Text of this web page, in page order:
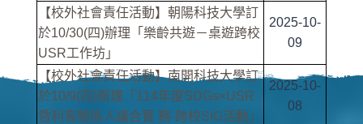
【校外社會責任活動】朝陽科技大學訂
於10/30(四)辦理「樂齡共遊－桌遊跨校
USR工作坊」
2025-10-
09
【校外社會責任活動】南開科技大學訂
於10/9(四)辦理「114年度SDGs×USR
暨利害關係人議合實 務-跨校SIG活動」
2025-10-
08